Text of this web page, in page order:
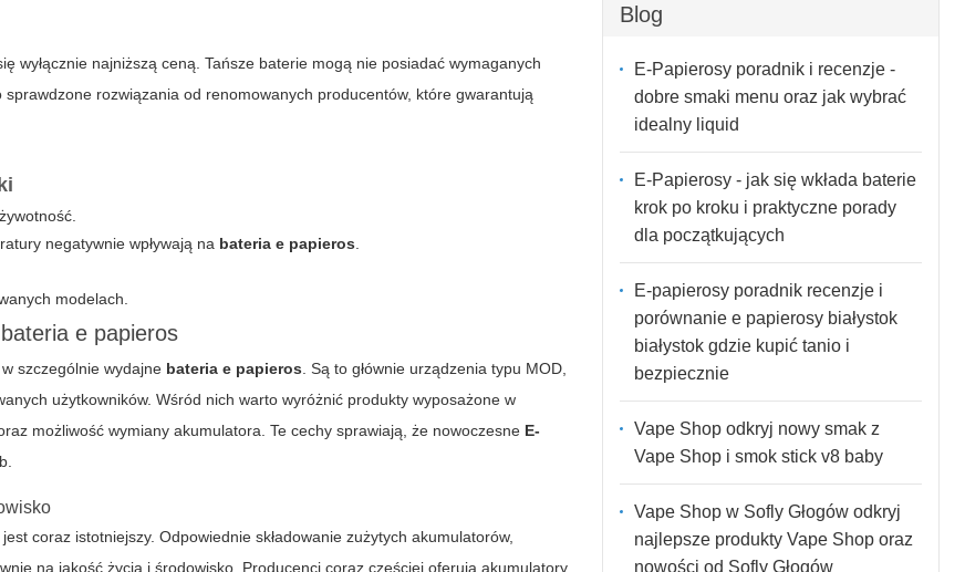
wyłącznie najniższą ceną. Tańsze baterie mogą nie posiadać wymaganych
rozwiązania od renomowanych producentów, które gwarantują
negatywnie wpływają na bateria e papieros
modelach.
e papieros
w szczególnie wydajne bateria e papieros . Są to głównie urządzenia typu MOD,
użytkowników. Wśród nich warto wyróżnić produkty wyposażone w
możliwość wymiany akumulatora. Te cechy sprawiają, że nowoczesne E-
jest coraz istotniejszy. Odpowiednie składowanie zużytych akumulatorów,
na jakość życia i środowisko. Producenci coraz częściej oferują akumulatory
Blog
E-Papierosy poradnik i recenzje -
dobre smaki menu oraz jak wybrać
idealny liquid
E-Papierosy - jak się wkłada baterie
krok po kroku i praktyczne porady
dla początkujących
E-papierosy poradnik recenzje i
porównanie e papierosy białystok
białystok gdzie kupić tanio i
bezpiecznie
Vape Shop odkryj nowy smak z
Vape Shop i smok stick v8 baby
Vape Shop w Sofly Głogów odkryj
najlepsze produkty Vape Shop oraz
nowości od Sofly Głogów